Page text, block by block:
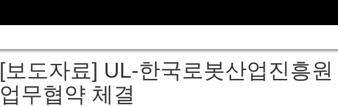
[보도자료] UL-한국로봇산업진흥
업무협약 체결